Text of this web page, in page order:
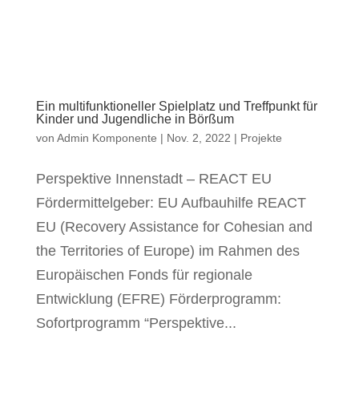
Ein multifunktioneller Spielplatz und Treffpunkt für
Kinder und Jugendliche in Börßum
von Admin Komponente | Nov. 2, 2022 | Projekte
Perspektive Innenstadt – REACT EU
Fördermittelgeber: EU Aufbauhilfe REACT
EU (Recovery Assistance for Cohesian and
the Territories of Europe) im Rahmen des
Europäischen Fonds für regionale
Entwicklung (EFRE) Förderprogramm:
Sofortprogramm “Perspektive...